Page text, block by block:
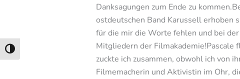
Umschalten auf hohe Kontraste
Danksagungen zum Ende zu
ostdeutschen Band Karussell erhoben
für die mir die Worte fehlen und bei
Mitgliedern der Filmakademie!Pascale
zuckte ich zusammen, obwohl ich von
Filmemacherin und Aktivistin im Ohr,